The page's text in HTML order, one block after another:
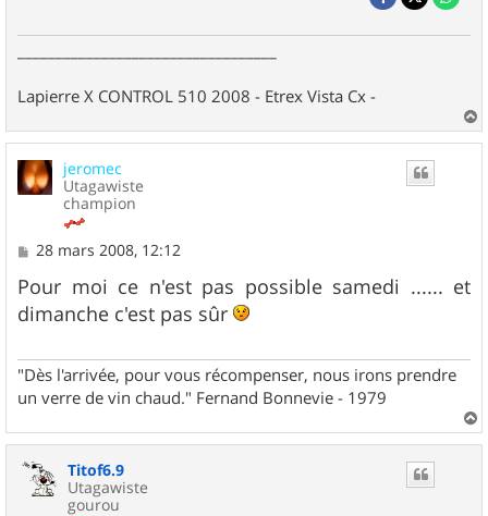
Lapierre X CONTROL 510 2008 - Etrex Vista Cx -
a
jeromec
Utagawiste
champion
M
s
s
a
28 mars 2008, 12:12
Pour moi ce n'est pas possible samedi ...... et
dimanche c'est pas sûr
"Dès l'arrivée, pour vous récompenser, nous irons prendre
un verre de vin chaud." Fernand Bonnevie - 1979
a
Titof6.9
Utagawiste
gourou